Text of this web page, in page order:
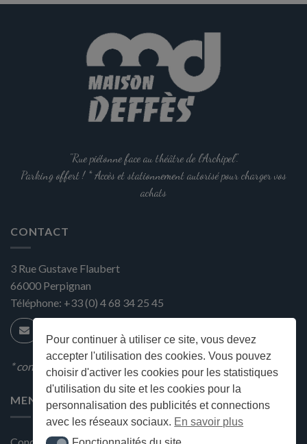
Pour continuer à utiliser ce site, vous devez
accepter l'utilisation des cookies. Vous pouvez
choisir d'activer les cookies pour les statistiques
d'utilisation du site et les cookies pour la
personnalisation des publicités et connections
avec les réseaux sociaux. En savoir plus
"Rue piétonne face au théâtre de l'Archipel".
Parking offert ! * Accès et stationnement autorisé pour charger vos
achats
CONTACT
3 Rue Gustave Flaubert
66000 Perpignan
Téléphone: +33 (0) 4 68 34 25 45
* condition en magasin
MENU
Conditions générales de ventes